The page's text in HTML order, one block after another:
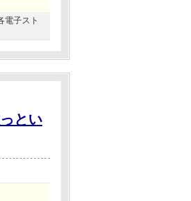
電子スト
とい